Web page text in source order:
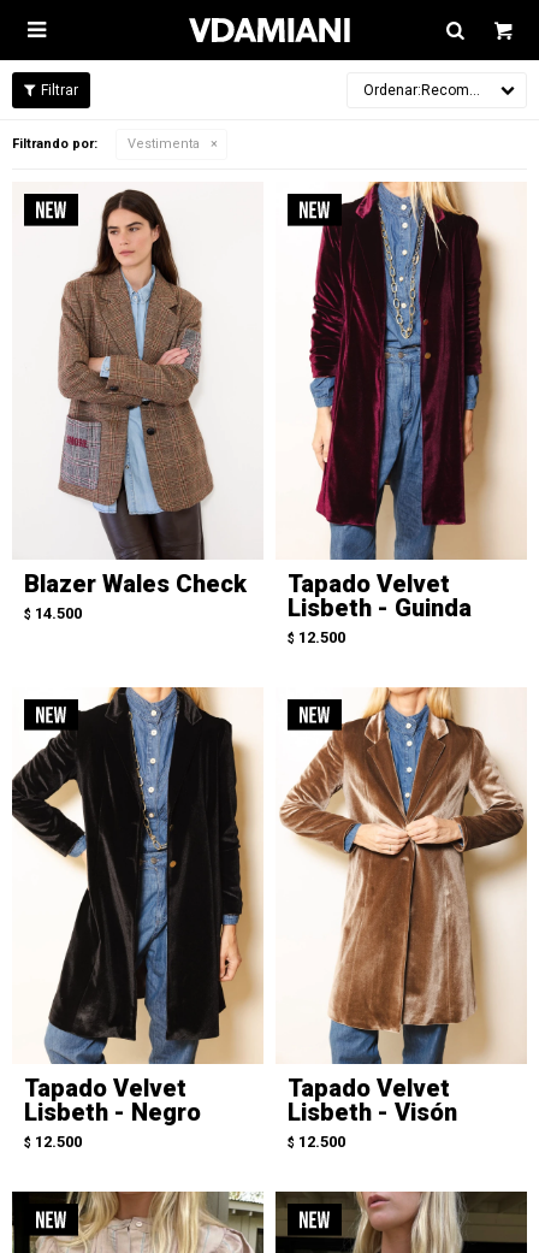

Recomendados
Filtrando por: Vestimenta
Blazer Wales Check
$ 14.500
Tapado Velvet
Lisbeth - Guinda
$ 12.500
Tapado Velvet
Lisbeth - Negro
$ 12.500
Tapado Velvet
Lisbeth - Visón
$ 12.500